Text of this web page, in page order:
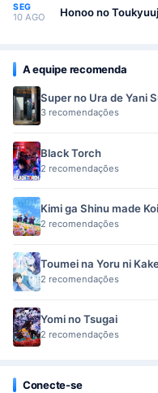
SEG
10 AGO Honoo no
A equipe recomenda
Super no Ura de Yani
3 recomendações
Black Torch
2 recomendações
Kimi ga Shinu made
2 recomendações
Toumei na Yoru ni
2 recomendações
Yomi no Tsugai
2 recomendações
Conecte-se